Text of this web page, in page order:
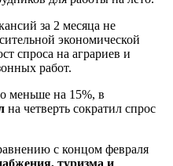
за 2 месяца не
экономической
спроса на аграриев и
работ.
меньше на 15%, в
на четверть сократил спрос
с концом февраля